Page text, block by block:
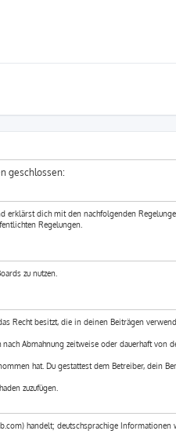
geschlossen:
erklärst dich mit den nachfolgenden
Regelungen.
zu nutzen.
Recht besitzt, die in deinen Beiträgen
Abmahnung zeitweise oder dauerhaft von
hat. Du gestattest dem Betreiber, dein
zuzufügen.
handelt; deutschsprachige Informationen